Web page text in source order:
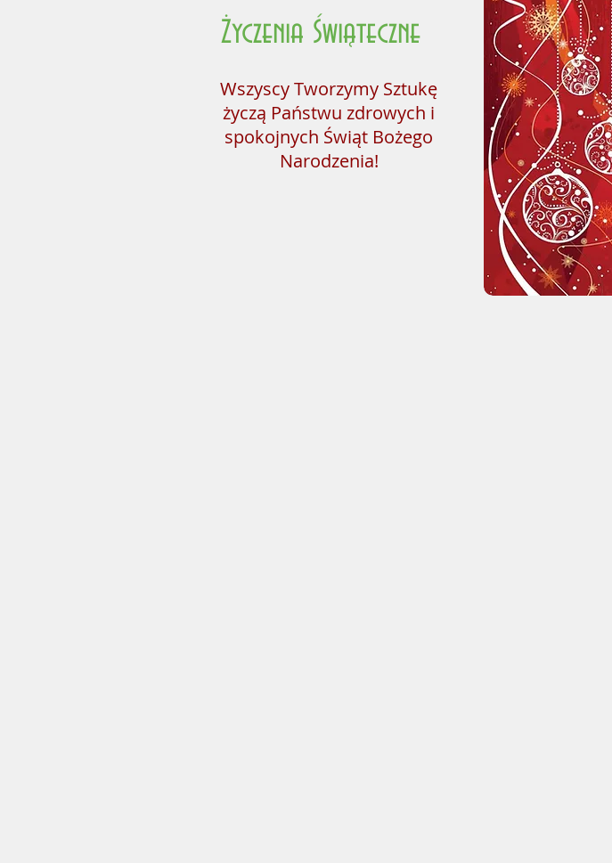
Życzenia Świąteczne
Wszyscy Tworzymy Sztukę
życzą Państwu zdrowych i
spokojnych Świąt Bożego
Narodzenia!